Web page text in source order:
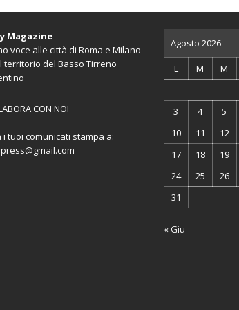
Magazine
voce alle città di Roma e Milano
territorio del Basso Tirreno
CON NOI
i tuoi comunicati stampa a:
Agosto 2026
L M M
3
4 5
10
11 12
17
18 19
24
25 26
31
« Giu